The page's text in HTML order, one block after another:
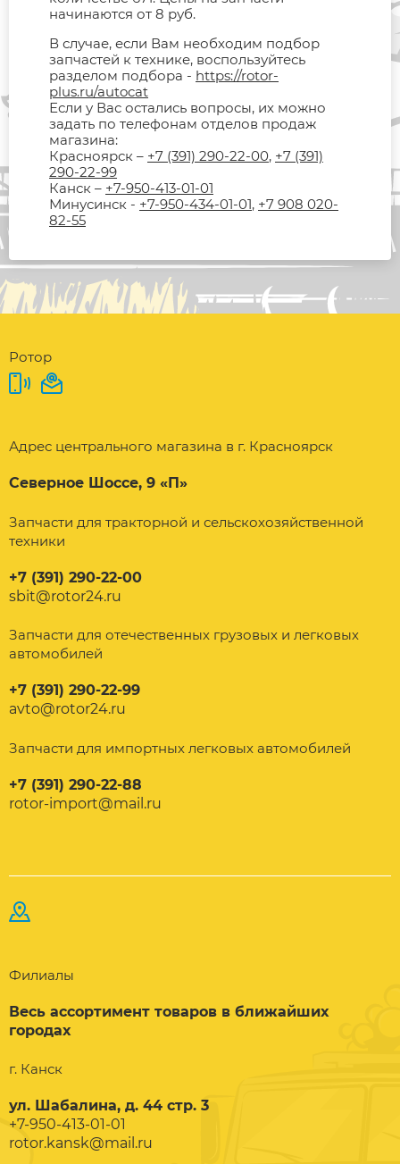
начинаются от 8 руб.
В случае, если Вам необходим подбор
запчастей к технике, воспользуйтесь
разделом подбора - https://rotor-
plus.ru/autocat
Если у Вас остались вопросы, их можно
задать по телефонам отделов продаж
магазина:
Красноярск – +7 (391) 290-22-00, +7 (391)
290-22-99
Канск – +7-950-413-01-01
Минусинск - +7-950-434-01-01, +7 908 020-
82-55
Ротор
Адрес центрального магазина в г. Красноярск
Северное Шоссе, 9 «П»
Запчасти для тракторной и сельскохозяйственной
техники
+7 (391) 290-22-00
sbit@rotor24.ru
Запчасти для отечественных грузовых и легковых
автомобилей
+7 (391) 290-22-99
avto@rotor24.ru
Запчасти для импортных легковых автомобилей
+7 (391) 290-22-88
rotor-import@mail.ru
Филиалы
Весь ассортимент товаров в ближайших
городах
г. Канск
ул. Шабалина, д. 44 стр. 3
+7-950-413-01-01
rotor.kansk@mail.ru